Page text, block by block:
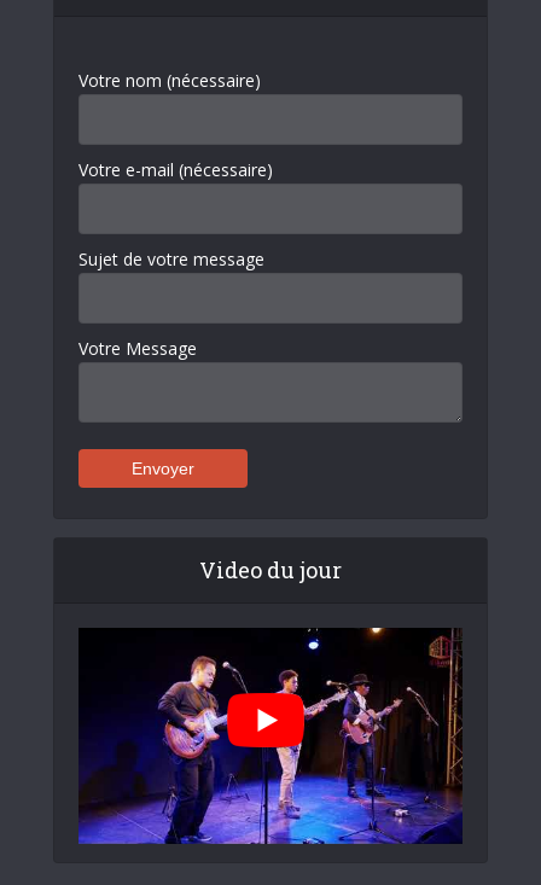
Votre nom (nécessaire)
Votre e-mail (nécessaire)
Sujet de votre message
Votre Message
Video du jour